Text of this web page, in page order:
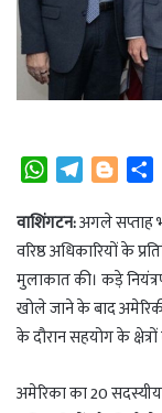
W
a
t
s
A
p
l
e
g
r
a
m
o
g
g
e
r
a
r
e
वाशिंगटन:अगले सप्ताह
वरिष्ठ अधिकारियों के
मुलाकात की। कड़े
खोले जाने के बाद
के दौरान सहयोग के
अमेरिका का 20 सदस्यीय